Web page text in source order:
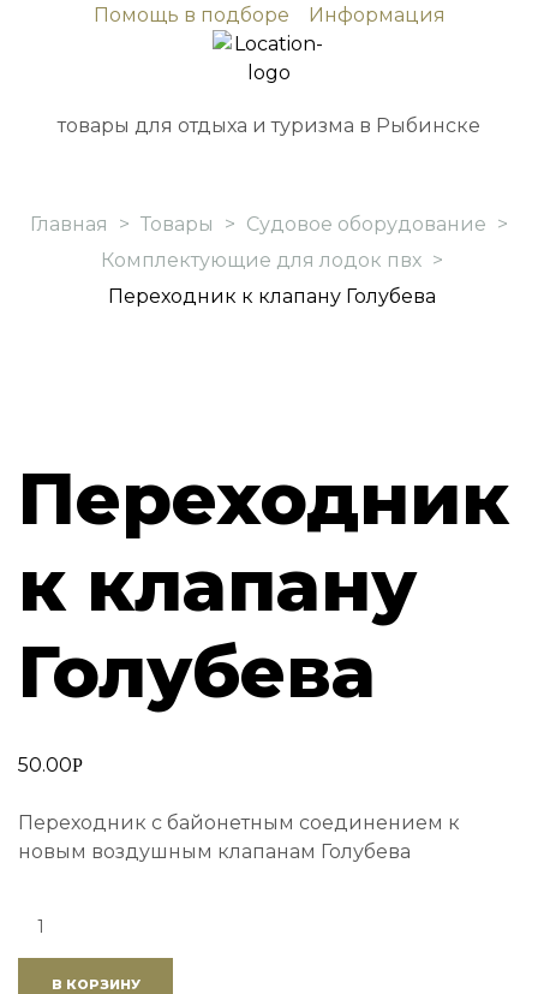
Помощь в подборе Информация
товары для отдыха и туризма в Рыбинске
Главная > Товары > Судовое оборудование >
Комплектующие для лодок пвх >
Переходник к клапану Голубева
Переходник
к клапану
Голубева
50.00Р
Переходник с байонетным соединением к
новым воздушным клапанам Голубева
В КОРЗИНУ